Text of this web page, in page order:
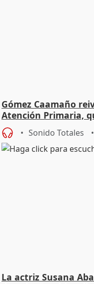
Gómez Caamaño
Atención Primaria,
Sonido Totales
La actriz Susana